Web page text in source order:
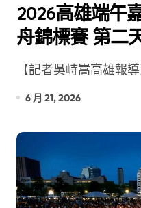
2026高雄端午
舟錦標賽 第二
迭起【記者吳峙嵩高雄
6 月 21, 2026